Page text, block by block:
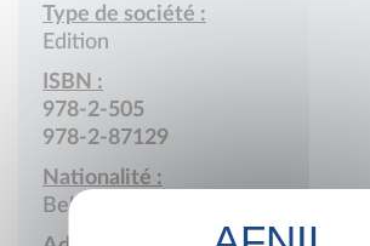
Type de société :
Edition
ISBN :
978-2-505
978-2-87129
Nationalité :
Belgique